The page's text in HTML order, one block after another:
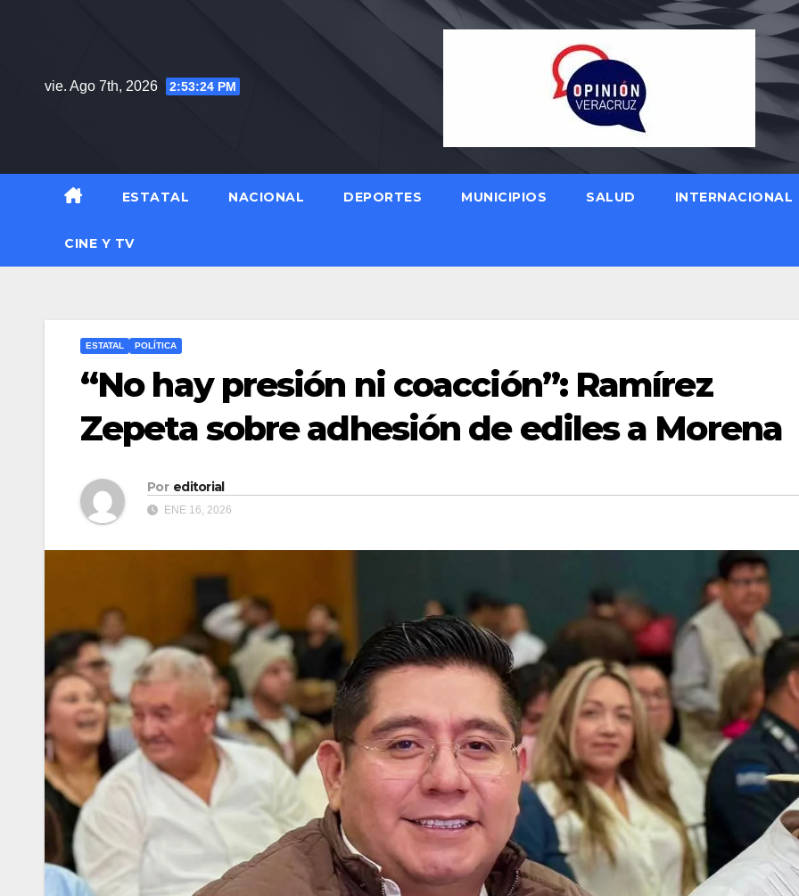
vie. Ago 7th, 2026
2:53:25 PM
ESTATAL NACIONAL DEPORTES MUNICIPIOS SALUD INTERNACIONAL
CINE Y TV
ESTATAL POLÍTICA
“No hay presión ni coacción”: Ramírez
Zepeta sobre adhesión de ediles a Morena
Por editorial
ENE 16, 2026